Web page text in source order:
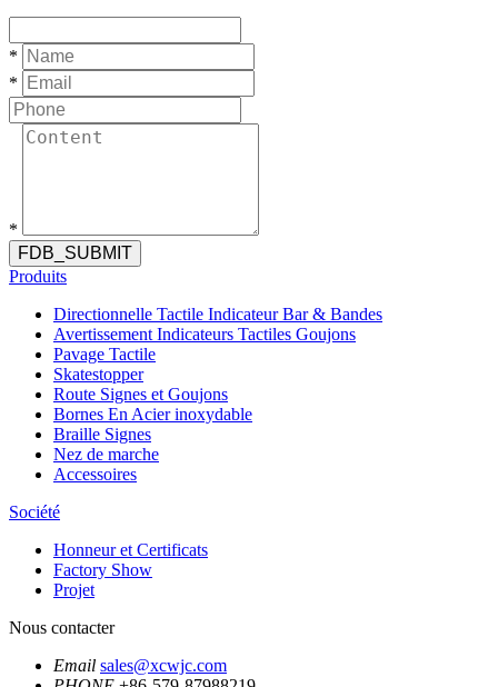
*
*
*
FDB_SUBMIT
Produits
Directionnelle Tactile Indicateur Bar & Bandes
Avertissement Indicateurs Tactiles Goujons
Pavage Tactile
Skatestopper
Route Signes et Goujons
Bornes En Acier inoxydable
Braille Signes
Nez de marche
Accessoires
Société
Honneur et Certificats
Factory Show
Projet
Nous contacter
Email sales@xcwjc.com